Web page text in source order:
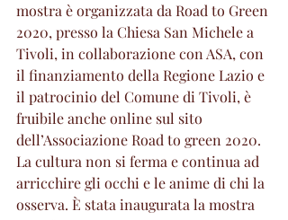
mostra è organizzata da Road to Green
2020, presso la Chiesa San Michele a
Tivoli, in collaborazione con ASA, con
il finanziamento della Regione Lazio e
il patrocinio del Comune di Tivoli, è
fruibile anche online sul sito
dell’Associazione Road to green 2020.
La cultura non si ferma e continua ad
arricchire gli occhi e le anime di chi la
osserva. È stata inaugurata la mostra